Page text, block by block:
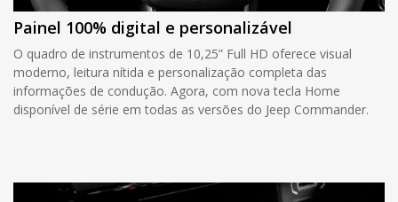
Painel 100% digital e personalizável
O quadro de instrumentos de 10,25” Full HD oferece visual
moderno, leitura nítida e personalização completa das
informações de condução. Agora, com nova tecla Home
disponível de série em todas as versões do Jeep Commander.